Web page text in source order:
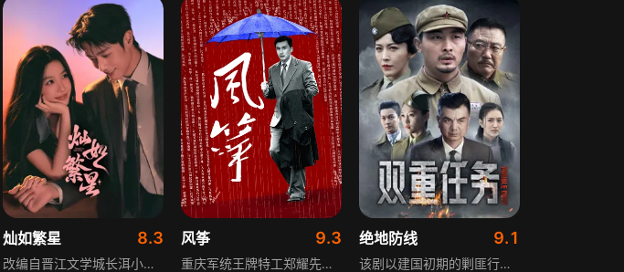
灿如繁星 8.3
改编自晋江文学城长洱小说《狭路》，讲述心理学博士林晚星遭遇变故后返乡任教，邂逅顶级教练王法，带领垫底差生逆袭追梦的热血救赎故事。林晚星用“自由式”教育，培养少年们的独立人格，帮他们学会生活、融洽自我、发现所爱、勇于追求，诠释“不远狭路，终见光明”的成长内核。
风筝 9.3
重庆军统王牌特工郑耀先实为潜伏的中共特工“风筝”，上线牺牲后他与组织失联，解放后化名周志乾继续提供情报。身份证实后他仍协助破获特务案，三十年情报生涯中他遭敌人追杀、妻离子散，为国家牺牲是他的人生价值。
绝地防线 9.1
该剧以建国初期的剿匪行动为背景，讲述中国人民解放军西线小分队追击黑山寺国民党残部的故事。小分队在执行任务过程中，严格遵照上级指示，既要完成军事目标，又全力保护沿途百姓的生命财产安全，同时对残部人员采取劝降与救治相结合的策略。最终，小分队成功控制了区域内的疫情，救出了愿意投诚的士兵，圆满完成了剿匪解救任务，展现了解放军的优良作风与使命担当。